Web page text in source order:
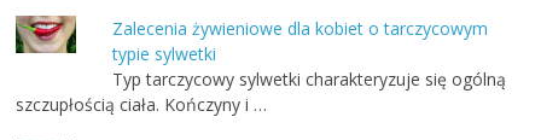
Zalecenia żywieniowe dla kobiet o tarczycowym
typie sylwetki
Typ tarczycowy sylwetki charakteryzuje się ogólną
szczupłością ciała. Kończyny i …